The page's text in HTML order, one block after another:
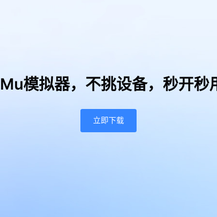
模拟器， 不挑设备，秒开秒
立即下载